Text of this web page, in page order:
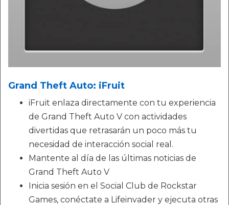
Grand Theft Auto: iFruit
iFruit enlaza directamente con tu experiencia
de Grand Theft Auto V con actividades
divertidas que retrasarán un poco más tu
necesidad de interacción social real.
Mantente al día de las últimas noticias de
Grand Theft Auto V
Inicia sesión en el Social Club de Rockstar
Games, conéctate a Lifeinvader y ejecuta otras